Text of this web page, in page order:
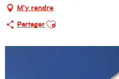
M'y rendre
Partager
Ajouter aux favoris